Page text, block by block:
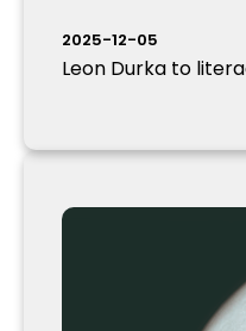
2025-12-05
Leon Durka to